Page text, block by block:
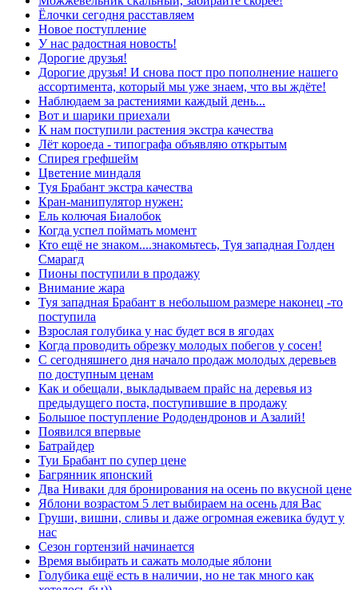
Ёлочки сегодня расставляем
Новое поступление
У нас радостная новость!
Дорогие друзья!
Дорогие друзья! И снова пост про пополнение нашего
ассортимента, который мы уже знаем, что вы ждёте!
Наблюдаем за растениями каждый день...
Вот и шарики приехали
К нам поступили растения экстра качества
Лёт короеда - типографа объявляю открытым
Спирея грефшейм
Цветение миндаля
Туя Брабант экстра качества
Кран-манипулятор нужен:
Ель колючая Биалобок
Когда успел поймать момент
Кто ещё не знаком....знакомьтесь, Туя западная Голден
Смарагд
Пионы поступили в продажу
Внимание жара
Туя западная Брабант в небольшом размере наконец -то
поступила
Взрослая голубика у нас будет вся в ягодах
Когда проводить обрезку молодых побегов у сосен!
С сегодняшнего дня начало продаж молодых деревьев
по доступным ценам
Как и обещали, выкладываем прайс на деревья из
предыдущего поста, поступившие в продажу
Большое поступление Рододендронов и Азалий!
Появился впервые
Батрайдер
Туи Брабант по супер цене
Багрянник японский
Два Ниваки для бронирования на осень по вкусной цене
Яблони возрастом 5 лет выбираем на осень для Вас
Груши, вишни, сливы и даже огромная ежевика будут у
нас
Сезон гортензий начинается
Время выбирать и сажать молодые яблони
Голубика ещё есть в наличии, но не так много как